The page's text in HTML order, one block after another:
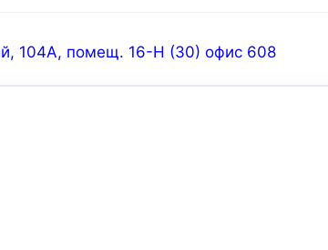
104А, помещ. 16-Н (30) офис 608